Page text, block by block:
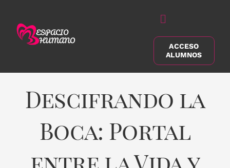
contenido
Alternar
navegación
Buscar:
ACCESO
ALUMNOS
Descifrando la
Boca: Portal